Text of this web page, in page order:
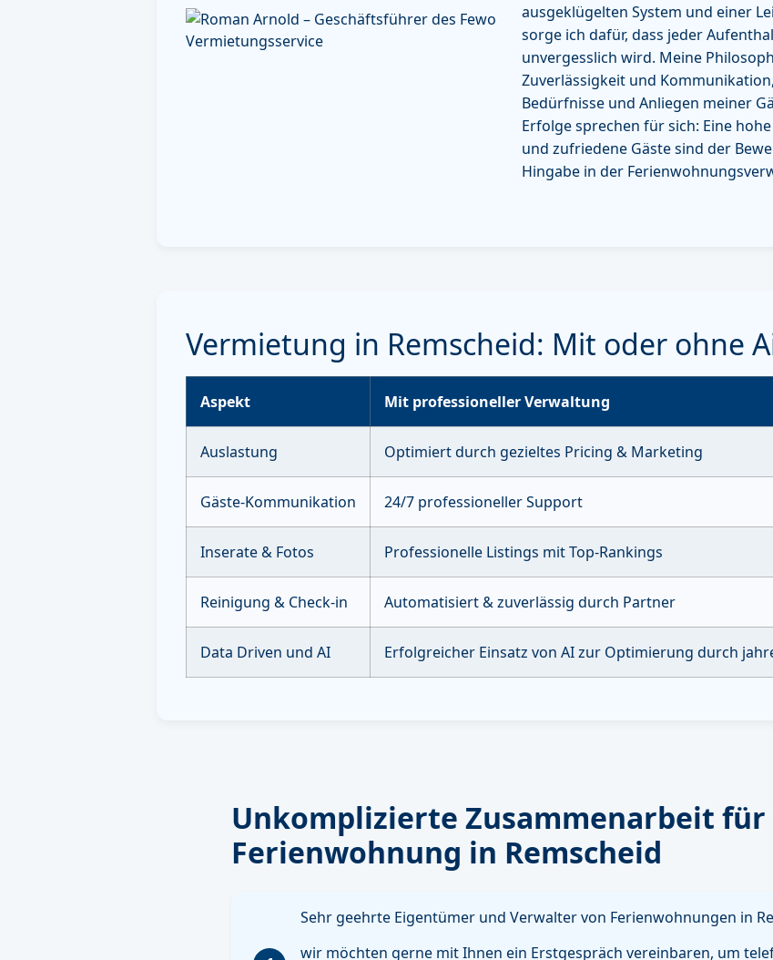
ausgeklügelten System und einer
sorge ich dafür, dass jeder
unvergesslich wird. Meine
Zuverlässigkeit und
Bedürfnisse und Anliegen meiner
Erfolge sprechen für sich: Eine
und zufriedene Gäste sind der
Hingabe in der
Vermietung in Remscheid: Mit oder ohne
Aspekt Mit professioneller Verwaltung
Auslastung Optimiert durch gezieltes Pricing & Marketing
Gäste-Kommunikation 24/7 professioneller Support
Inserate & Fotos Professionelle Listings mit Top-Rankings
Reinigung & Check-in Automatisiert & zuverlässig durch Partner
Data Driven und AI Erfolgreicher Einsatz von AI zur Optimierung durch
Unkomplizierte Zusammenarbeit
Ferienwohnung in Remscheid
Sehr geehrte Eigentümer und Verwalter von Ferienwohnungen in
wir möchten gerne mit Ihnen ein Erstgespräch vereinbaren, um